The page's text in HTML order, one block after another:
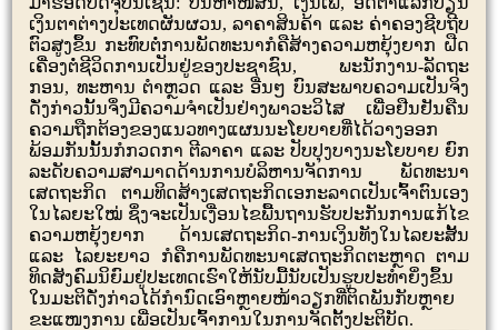
ເງິນຕາຕ່າງປະເທດຜັນຜວນ,ລາຄາສິນຄ້າ ແລະ ຄ່າຄອງຊີບຖີບ
ຕົວສູງຂຶ້ນ ກະທົບຕໍ່ການພັດທະນາກໍຄືສ້າງຄວາມຫຍຸ້ງຍາກ ຝືດ
ເຄື່ອງຕໍ່ຊີວິດການເປັນຢູ່ຂອງປະຊາຊົນ, ພະນັກງານ-ລັດຖະ
ກອນ, ທະຫານ ຕໍາຫຼວດ ແລະ ອື່ນໆ ບົນສະພາບຄວາມເປັນຈິງ
ດັ່ງກ່າວນັ້ນຈຶ່ງມີຄວາມຈໍາເປັນຢ່າງພາວະວິໄສ ເພື່ອຢືນຢັນຄືນ
ຄວາມຖືກຕ້ອງຂອງແນວທາງແຜນນະໂຍບາຍທີ່ໄດ້ວາງອອກ
ພ້ອມກັນນັ້ນກໍກວດກາ ຕີລາຄາ ແລະ ປັບປຸງບາງນະໂຍບາຍ ຍົກ
ລະດັບຄວາມສາມາດດ້ານການບໍລິຫານຈັດການ ພັດທະນາ
ເສດຖະກິດ ຕາມທິດສ້າງເສດຖະກິດເອກະລາດເປັນເຈົ້າຕົນເອງ
ໃນໄລຍະໃໝ່ ຊຶ່ງຈະເປັນເງື່ອນໄຂພື້ນຖານຮັບປະກັນການແກ້ໄຂ
ຄວາມຫຍຸ້ງຍາກ ດ້ານເສດຖະກິດ-ການເງິນທັງໃນໄລຍະສັ້ນ
ແລະ ໄລຍະຍາວ ກໍຄືການພັດທະນາເສດຖະກິດຕະຫຼາດ ຕາມ
ທິດສັງຄົມນິຍົມຢູ່ປະເທດເຮົາໃຫ້ນັບມື້ນັບເປັນຮູບປະທໍາຍິ່ງຂຶ້ນ
ໃນມະຕິດັ່ງກ່າວໄດ້ກຳນົດເອົາຫຼາຍໜ້າວຽກທີ່ຕິດພັນກັບຫຼາຍ
ຂະແໜງການ ເພື່ອເປັນເຈົ້າການໃນການຈັດຕັ້ງປະຕິບັດ.